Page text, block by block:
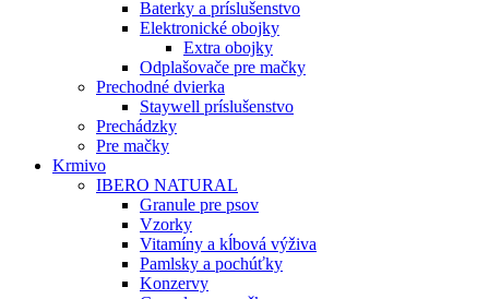
Baterky a príslušenstvo
Elektronické obojky
Extra obojky
Odplašovače pre mačky
Prechodné dvierka
Staywell príslušenstvo
Prechádzky
Pre mačky
Krmivo
IBERO NATURAL
Granule pre psov
Vzorky
Vitamíny a kĺbová výživa
Pamlsky a pochúťky
Konzervy